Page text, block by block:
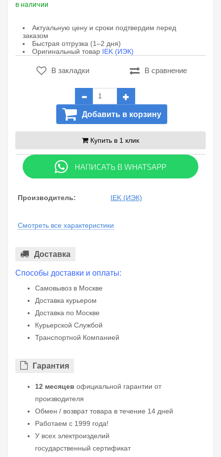
в наличии
Актуальную цену и сроки подтвердим перед
заказом
Быстрая отгрузка (1–2 дня)
Оригинальный товар IEK (ИЭК)
В закладки В сравнение
Добавить в корзину
Купить в 1 клик
Производитель: IEK (ИЭК)
Смотреть все характеристики
Доставка
Способы доставки и оплаты:
Самовывоз в Москве
Доставка курьером
Доставка по Москве
Курьерской Службой
Транспортной Компанией
Гарантия
12 месяцев официальной гарантии от
производителя
Обмен / возврат товара в течение 14 дней
Работаем с 1999 года!
У всех электроизделий
государственный сертификат